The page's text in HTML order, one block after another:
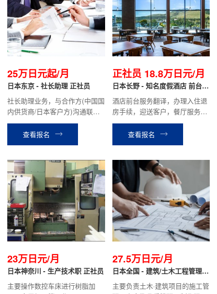
25万日元起/月
日本东京 - 社长助理 正社员
社长助理业务，与合作方(中国国
内供货商/日本客户方)沟通联
络，翻译，开车与社长同行拜访
客户，公司内部联络协调，与千
叶仓库进行货物部品调配等相关
查看报名
正社员 18.8万日元/月
日本长野 - 知名度假酒店 前台翻
酒店前台服务翻译，办理入住退
房手续，迎送客户，餐厅服务，
礼品店销售等酒店安排的相关工
查看报名
23万日元/月
日本神奈川 - 生产技术职 正社员
主要操作数控车床进行树脂加
27.5万日元/月
日本全国 - 建筑/土木工程管理
主要负责土木·建筑项目的施工管